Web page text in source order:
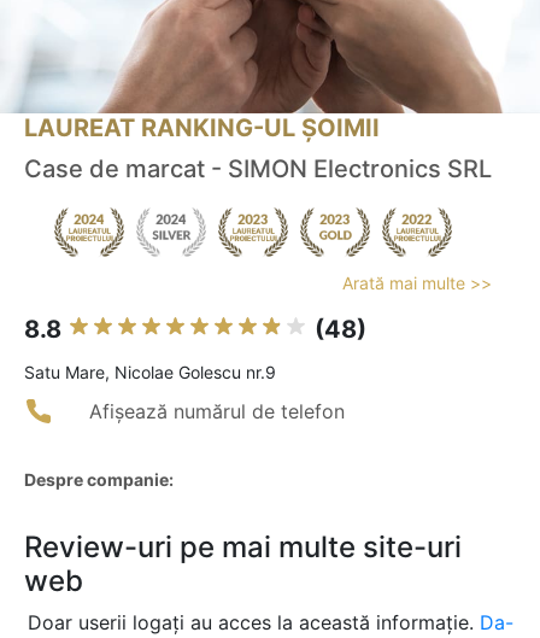
LAUREAT RANKING-UL ȘOIMII
Case de marcat - SIMON Electronics SRL
Arată mai multe >>
8.8 (48)
Satu Mare, Nicolae Golescu nr.9
Afișează numărul de telefon
Despre companie:
Review-uri pe mai multe site-uri
web
Doar userii logați au acces la această informație. Da-